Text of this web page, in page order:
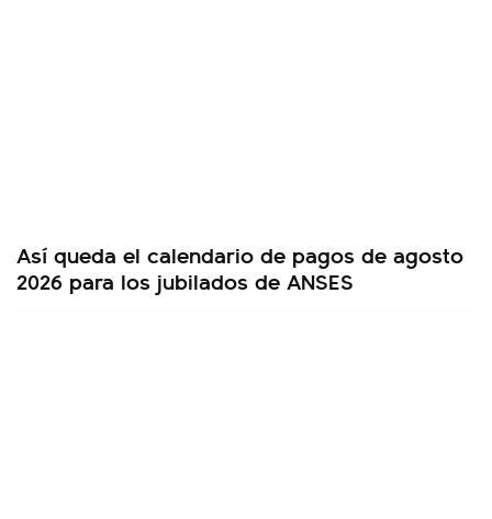
Así queda el calendario de pagos de agosto
2026 para los jubilados de ANSES